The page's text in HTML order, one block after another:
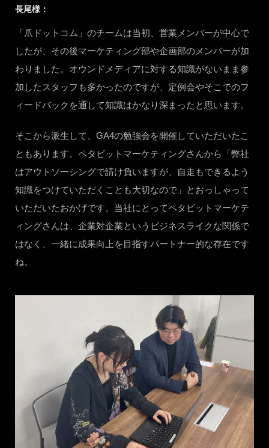
長尾様：
「爪ドットコム」のチームは当初、営業メンバーが中心で
したが、その後マーケティング部や企画部のメンバーが加
わりました。オウンドメディアに対する知識がないまま参
加したスタッフも多かったのですが、定例会やそこでのフ
ィードバックを通して知識はかなり深まったと思います。
そこから派生して、GA4の勉強会を開催していただいたこ
ともあります。ペタビットマーケティングさんから「弊社
はアウトソーシングで請け負いますが、自走もできるよう
知識をつけていただくことも大切なので」とおっしゃって
いただいたおかげです。当社にとってペタビットマーケテ
ィングさんは、企業対企業というビジネスライクな関係で
はなく、一緒に成果向上を目指すパートナー的な存在です
ね。